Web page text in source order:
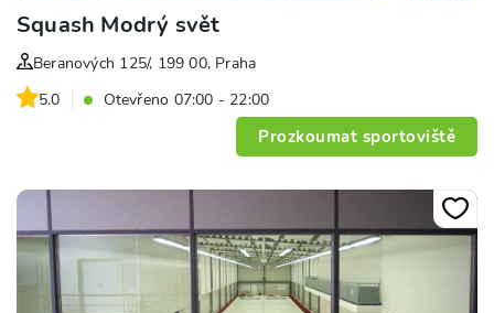
Squash Modrý svět
Beranových 125/, 199 00, Praha
5.0
Otevřeno 07:00 - 22:00
Prozkoumat sportoviště